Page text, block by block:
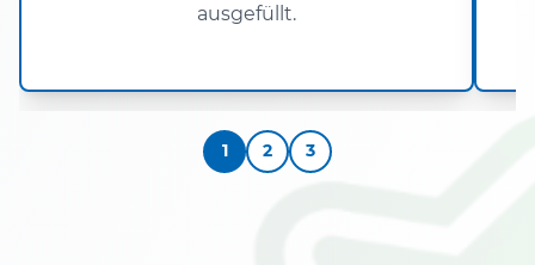
ausgefüllt.
1 2 3